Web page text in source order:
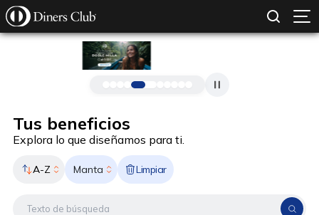
Pasar al contenido principal
Tus beneficios
Explora lo que diseñamos para ti.
A-Z Manta Limpiar